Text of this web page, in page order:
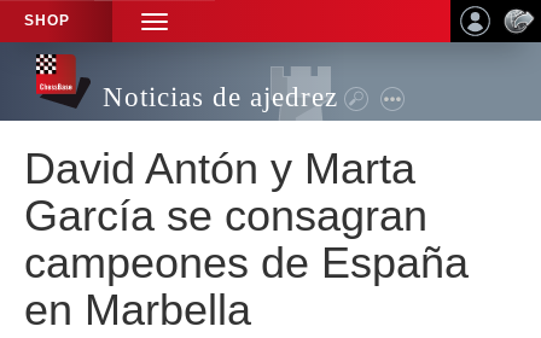
SHOP
TOGGLE
NAVIGATION
Noticias de ajedrez
David Antón y Marta
García se consagran
campeones de España
en Marbella